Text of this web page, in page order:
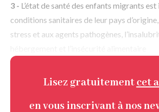
3 - L’état de santé des enfants migrants
conditions sanitaires de leur pays
stress et aux agents pathogènes,
Lisez gratuitement cet
en vous inscrivant à nos